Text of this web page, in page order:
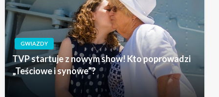
GWIAZDY
TVP startuje z nowym show! Kto poprowadzi
„Teściowe i synowe”?